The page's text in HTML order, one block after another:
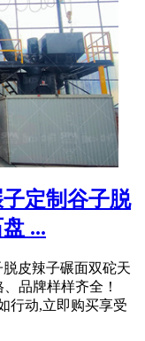
定制谷子脱
...
皮辣子碾面双砣天
品牌样样齐全！
行动,立即购买享受